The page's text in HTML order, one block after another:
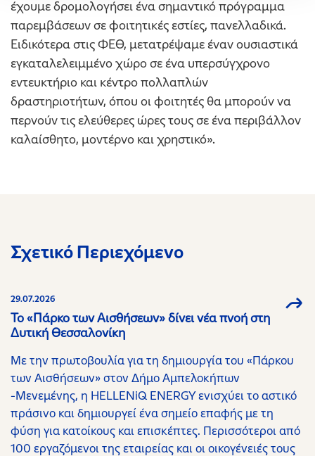
έχουμε δρομολογήσει ένα σημαντικό πρόγραμμα
παρεμβάσεων σε φοιτητικές εστίες, πανελλαδικά.
Ειδικότερα στις ΦΕΘ, μετατρέψαμε έναν ουσιαστικά
εγκαταλελειμμένο χώρο σε ένα υπερσύγχρονο
εντευκτήριο και κέντρο πολλαπλών
δραστηριοτήτων, όπου οι φοιτητές θα μπορούν να
περνούν τις ελεύθερες ώρες τους σε ένα περιβάλλον
καλαίσθητο, μοντέρνο και χρηστικό».
Σχετικό Περιεχόμενο
29.07.2026
Το «Πάρκο των Αισθήσεων» δίνει νέα πνοή στη
Δυτική Θεσσαλονίκη
Με την πρωτοβουλία για τη δημιουργία του «Πάρκου
των Αισθήσεων» στον Δήμο Αμπελοκήπων
-Μενεμένης, η HELLENiQ ENERGY ενισχύει το αστικό
πράσινο και δημιουργεί ένα σημείο επαφής με τη
φύση για κατοίκους και επισκέπτες. Περισσότεροι από
100 εργαζόμενοι της εταιρείας και οι οικογένειές τους